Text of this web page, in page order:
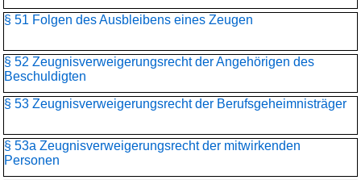
§ 51 Folgen des Ausbleibens eines Zeugen
§ 52 Zeugnisverweigerungsrecht der Angehörigen des
Beschuldigten
§ 53 Zeugnisverweigerungsrecht der Berufsgeheimnisträger
§ 53a Zeugnisverweigerungsrecht der mitwirkenden
Personen